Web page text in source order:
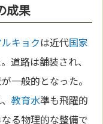
成果
キョクは近代国家
道路は舗装され、
一般的となった。
教育水準も飛躍的
る物理的な整備で